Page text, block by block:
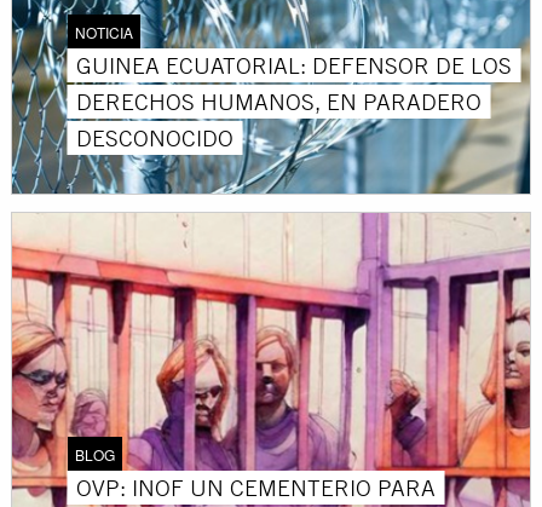
NOTICIA
GUINEA ECUATORIAL: DEFENSOR DE LOS
DERECHOS HUMANOS, EN PARADERO
DESCONOCIDO
BLOG
OVP: INOF UN CEMENTERIO PARA